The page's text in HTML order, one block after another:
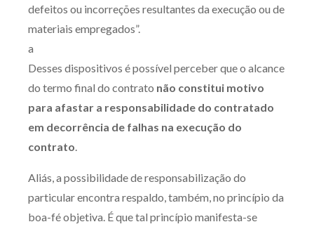
Telefone (41) 2109-8666
defeitos ou incorreções resultantes da execução ou de
materiais empregados”.
a
Desses dispositivos é possível perceber que o alcance
do termo final do contrato não constitui motivo
para afastar a responsabilidade do contratado
em decorrência de falhas na execução do
contrato.
Aliás, a possibilidade de responsabilização do
particular encontra respaldo, também, no princípio da
boa-fé objetiva. É que tal princípio manifesta-se